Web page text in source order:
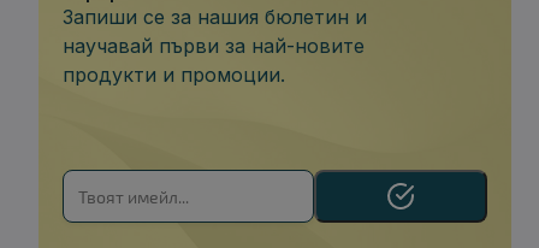
Запиши се за нашия бюлетин и
научавай първи за най-новите
продукти и промоции.